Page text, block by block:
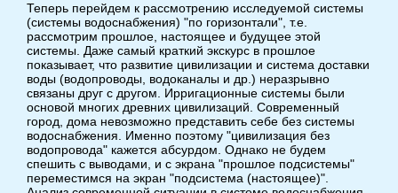
Теперь перейдем к рассмотрению исследуемой системы
(системы водоснабжения) "по горизонтали", т.е.
рассмотрим прошлое, настоящее и будущее этой
системы. Даже самый краткий экскурс в прошлое
показывает, что развитие цивилизации и система доставки
воды (водопроводы, водоканалы и др.) неразрывно
связаны друг с другом. Ирригационные системы были
основой многих древних цивилизаций. Современный
город, дома невозможно представить себе без системы
водоснабжения. Именно поэтому "цивилизация без
водопровода" кажется абсурдом. Однако не будем
спешить с выводами, и с экрана "прошлое подсистемы"
переместимся на экран "подсистема (настоящее)".